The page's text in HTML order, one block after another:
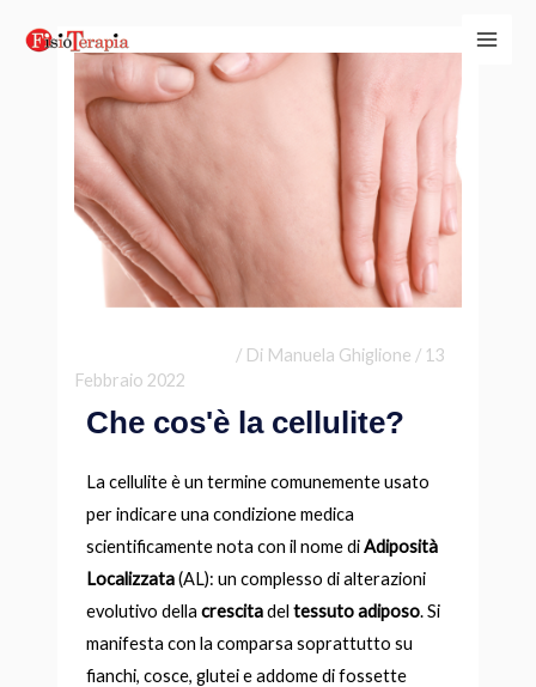
contenuto
/ Di Manuela Ghiglione / 13
Febbraio 2022
Che cos'è la cellulite?
La cellulite è un termine comunemente usato
per indicare una condizione medica
scientificamente nota con il nome diAdiposità
Localizzata(AL): un complesso di alterazioni
evolutivo dellacrescitadeltessuto adiposo. Si
manifesta con la comparsa soprattutto su
fianchi, cosce, glutei e addome di fossette
articoli